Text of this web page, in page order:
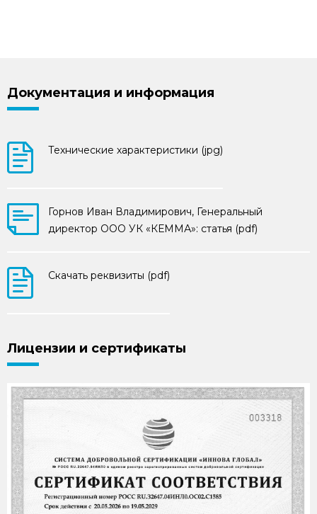
Документация и информация
Технические характеристики (jpg)
Горнов Иван Владимирович, Генеральный
директор ООО УК «КЕММА»: статья (pdf)
Скачать реквизиты (pdf)
Лицензии и сертификаты